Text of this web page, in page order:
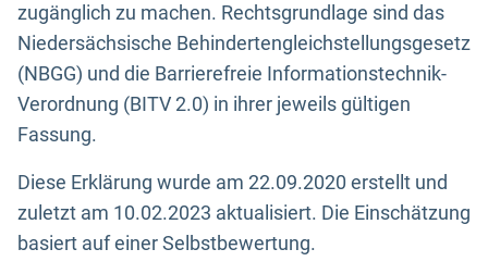
zugänglich zu machen. Rechtsgrundlage sind das
Niedersächsische Behindertengleichstellungsgesetz
(NBGG) und die Barrierefreie Informationstechnik-
Verordnung (BITV 2.0) in ihrer jeweils gültigen
Fassung.
Diese Erklärung wurde am 22.09.2020 erstellt und
zuletzt am 10.02.2023 aktualisiert. Die Einschätzung
basiert auf einer Selbstbewertung.